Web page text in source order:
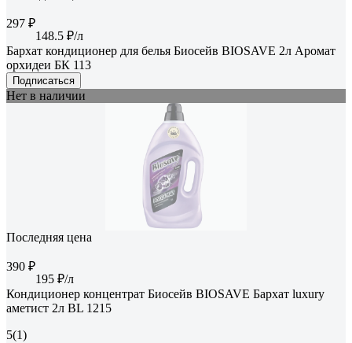
297 ₽
148.5 ₽/л
Бархат кондиционер для белья Биосейв BIOSAVE 2л Аромат
орхидеи БК 113
Подписаться
Нет в наличии
Последняя цена
390 ₽
195 ₽/л
Кондиционер концентрат Биосейв BIOSAVE Бархат luxury
аметист 2л BL 1215
5(1)